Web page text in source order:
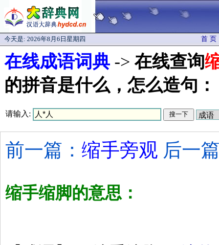
今天是: 2026年8月6日星期四 首 页
在线成语词典 -> 在线查询
的拼音是什么，怎么造句：
请输入:
前一篇： 缩手旁观 后一
缩手缩脚的意思：